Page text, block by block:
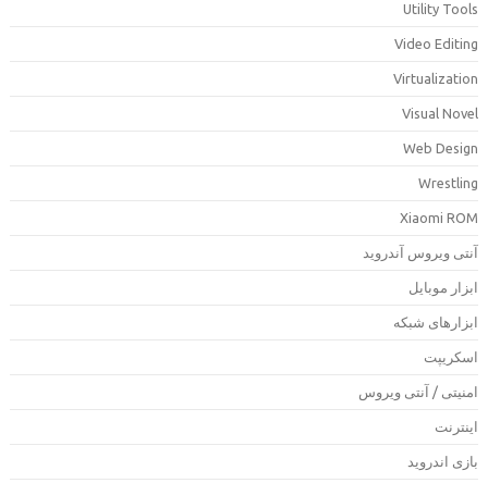
Utility
Video
Visual
Web
Xiaomi
ویروس آندروید
موبایل
شبکه
/ آنتی ویروس
اندروید